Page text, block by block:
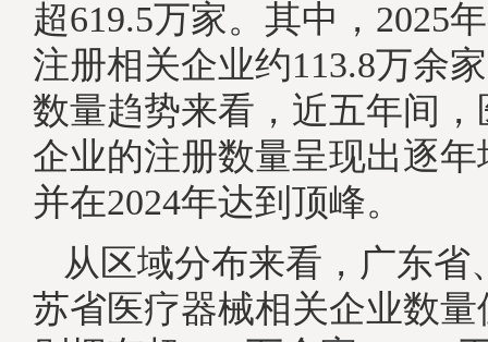
超619.5万家。其中，2025
注册相关企业约113.8万余
数量趋势来看，近五年间
企业的注册数量呈现出逐
并在2024年达到顶峰。
从区域分布来看，广东省
苏省医疗器械相关企业数